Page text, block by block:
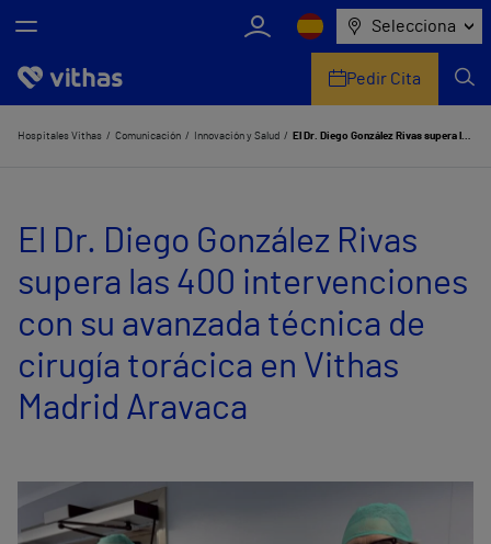
Selecciona
Nosotros
Servicios de salud
Equipo médico y asistencial
Comunicación
Pedir Cita
Hospitales Vithas Comunicación Innovación y Salud El Dr. Diego González Rivas supera las 400 intervenciones con su avanzada técnica de cirugía torácica en Vithas Madrid Aravaca
El Dr. Diego González Rivas
supera las 400 intervenciones
con su avanzada técnica de
cirugía torácica en Vithas
Madrid Aravaca